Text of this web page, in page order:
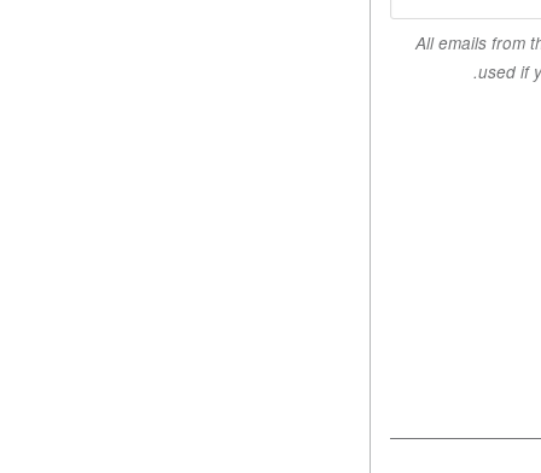
All emails from
used if